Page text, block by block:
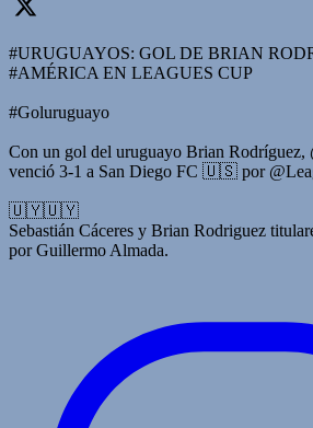
#URUGUAYOS: GOL DE BRIAN
#AMÉRICA EN LEAGUES CUP
#Goluruguayo
Con un gol del uruguayo Brian
venció 3-1 a San Diego FC 🇺🇸 por
🇺🇾🇺🇾
Sebastián Cáceres y Brian Rodriguez
por Guillermo Almada.